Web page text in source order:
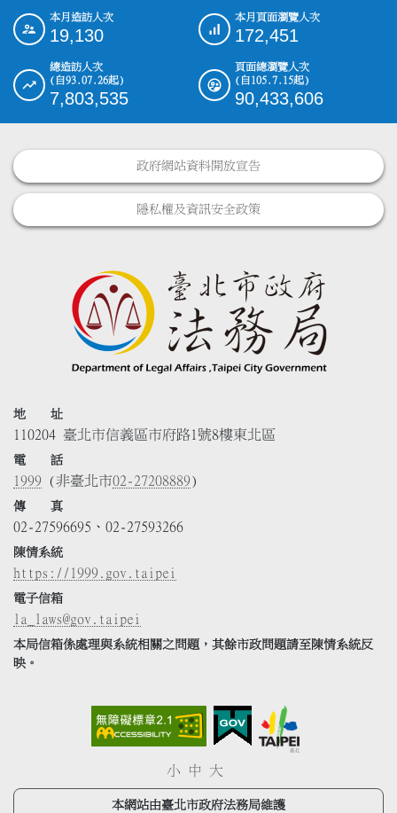
::: 本月造訪人次
19,130
本月頁面瀏覽人次
172,451
總造訪人次
(自93.07.26起)
7,803,535
頁面總瀏覽人次
(自105.7.15起)
90,433,606
政府網站資料開放宣告
隱私權及資訊安全政策
地 址
110204 臺北市信義區市府路1號8樓東北區
電 話
1999 (非臺北市02-27208889)
傳 真
02-27596695、02-27593266
陳情系統
https://1999.gov.taipei
電子信箱
la_laws@gov.taipei
本局信箱係處理與系統相關之問題，其餘市政問題請至陳情系統反
映。
小 中 大
本網站由臺北市政府法務局維護